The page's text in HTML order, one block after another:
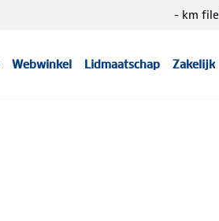
Webwinkel Lidmaatschap Zakelijk
- km file